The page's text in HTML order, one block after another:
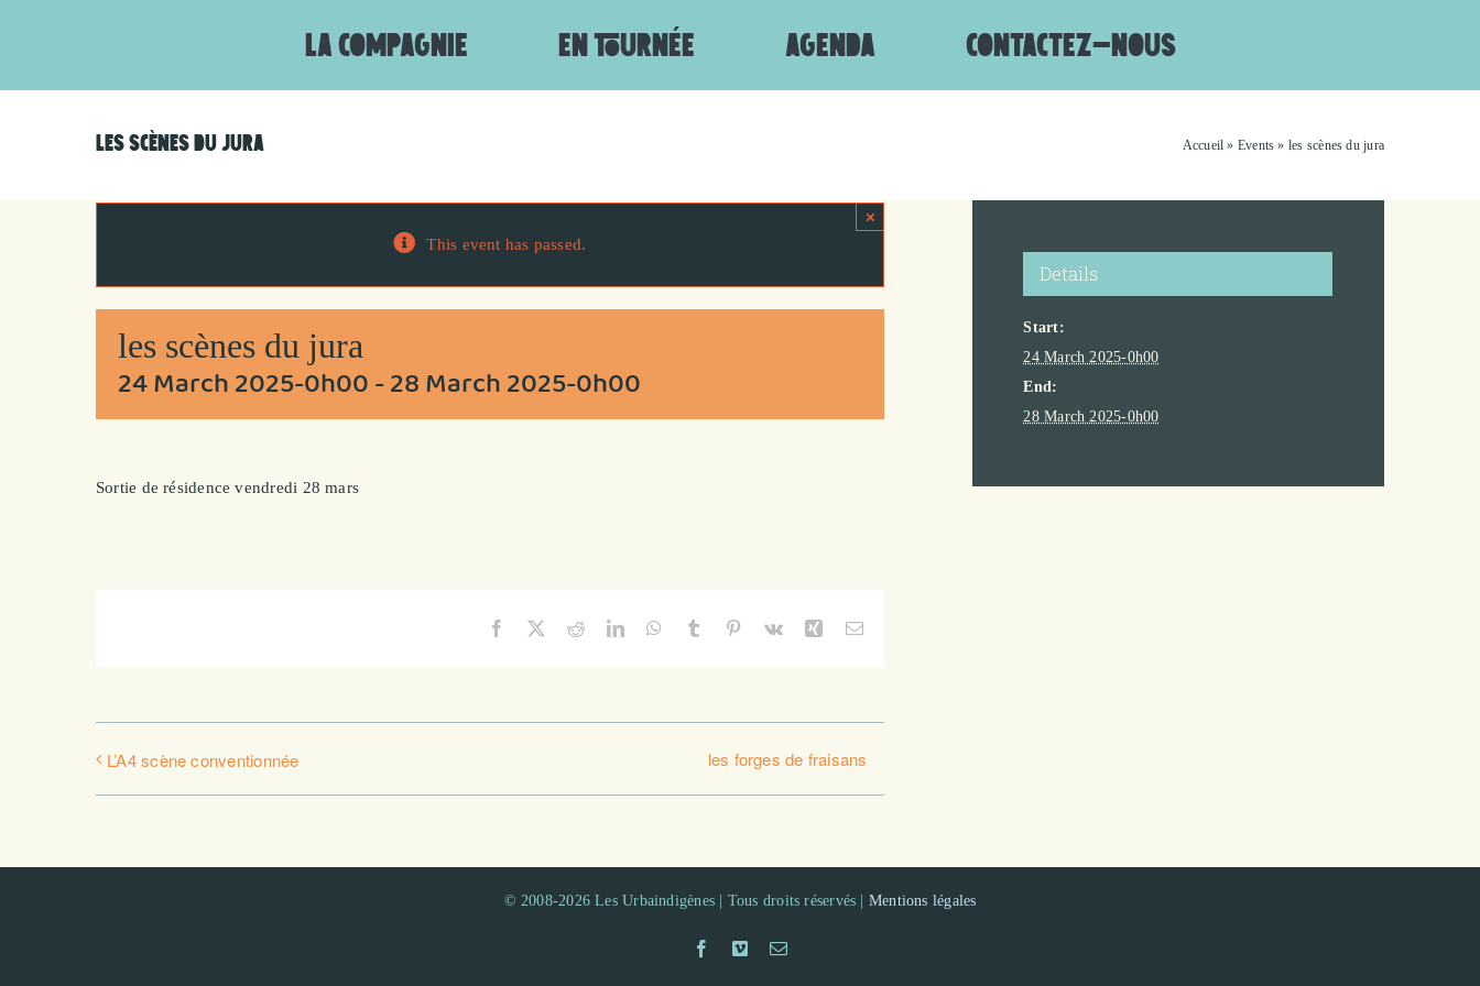
LA COMPAGNIE EN TOURNÉE AGENDA CONTACTEZ-NOUS
LES SCÈNES DU JURA Accueil » Events » les scènes du jura
This event has passed.
×
les scènes du jura
24 March 2025-0h00-28 March 2025-0h00
Sortie de résidence vendredi 28 mars
Facebook
X RedditLinkedInWhatsApp
Tumblr Pinterest
Vk Xing Email
L’A4 scène conventionnée les forges de fraisans
Details
Start:
24 March 2025-0h00
End:
28 March 2025-0h00
© 2008-2026 Les Urbaindigènes | Tous droits réservés | Mentions légales
Facebook
VimeoEmail